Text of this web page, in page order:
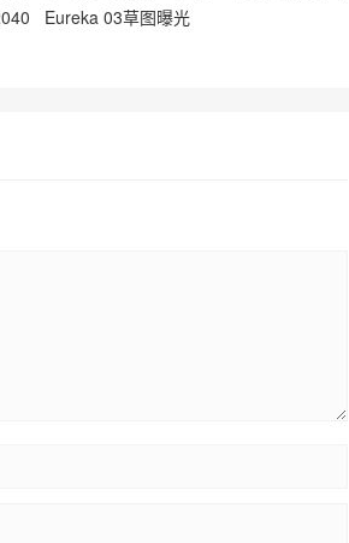
Eureka 03草图曝光